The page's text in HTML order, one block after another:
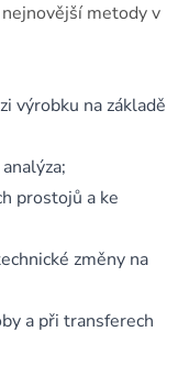
metody v
výrobku na základě
prostojů a ke
změny na
a při transferech